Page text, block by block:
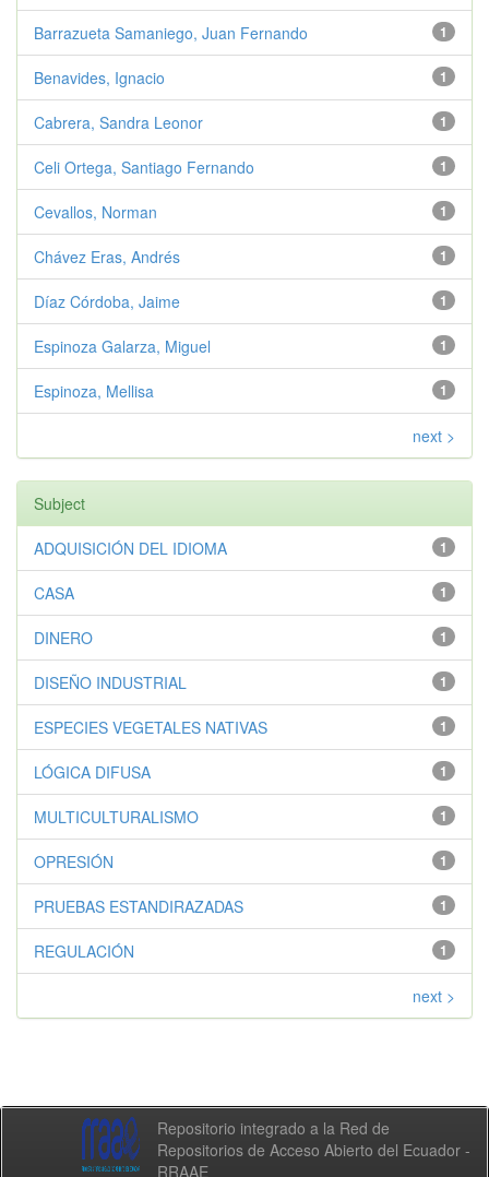
1
Barrazueta Samaniego, Juan Fernando
1
Benavides, Ignacio
1
Cabrera, Sandra Leonor
1
Celi Ortega, Santiago Fernando
1
Cevallos, Norman
1
Chávez Eras, Andrés
1
Díaz Córdoba, Jaime
1
Espinoza Galarza, Miguel
1
Espinoza, Mellisa
next >
Subject
1
ADQUISICIÓN DEL IDIOMA
1
CASA
1
DINERO
1
DISEÑO INDUSTRIAL
1
ESPECIES VEGETALES NATIVAS
1
LÓGICA DIFUSA
1
MULTICULTURALISMO
1
OPRESIÓN
1
PRUEBAS ESTANDIRAZADAS
1
REGULACIÓN
next >
Repositorio integrado a la Red de
Repositorios de Acceso Abierto del Ecuador -
RRAAE